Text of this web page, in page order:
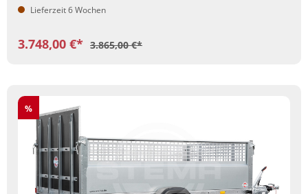
Lieferzeit 6 Wochen
3.748,00 €* 3.865,00 €*
Rabatt
%